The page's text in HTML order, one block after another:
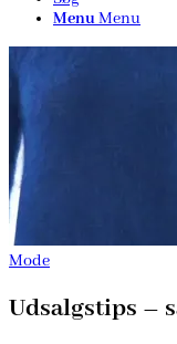
MenuMenu
Mode
Udsalgstips –